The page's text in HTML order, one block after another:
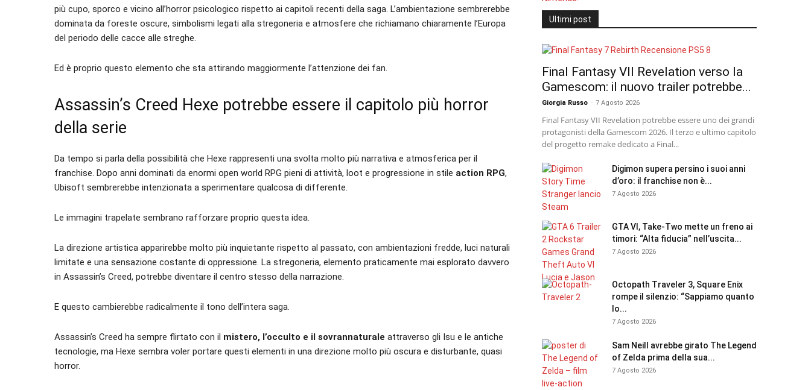
più cupo, sporco e vicino all’horror psicologico rispetto ai capitoli recenti della saga. L’ambientazione sembrerebbe
dominata da foreste oscure, simbolismi legati alla stregoneria e atmosfere che richiamano chiaramente l’Europa
del periodo delle cacce alle streghe.
Ed è proprio questo elemento che sta attirando maggiormente l’attenzione dei fan.
Assassin’s Creed Hexe potrebbe essere il capitolo più horror
della serie
Da tempo si parla della possibilità che Hexe rappresenti una svolta molto più narrativa e atmosferica per il
franchise. Dopo anni dominati da enormi open world RPG pieni di attività, loot e progressione in stile action RPG,
Ubisoft sembrerebbe intenzionata a sperimentare qualcosa di differente.
Le immagini trapelate sembrano rafforzare proprio questa idea.
La direzione artistica apparirebbe molto più inquietante rispetto al passato, con ambientazioni fredde, luci naturali
limitate e una sensazione costante di oppressione. La stregoneria, elemento praticamente mai esplorato davvero
in Assassin’s Creed, potrebbe diventare il centro stesso della narrazione.
E questo cambierebbe radicalmente il tono dell’intera saga.
Assassin’s Creed ha sempre flirtato con il mistero, l’occulto e il sovrannaturale attraverso gli Isu e le antiche
tecnologie, ma Hexe sembra voler portare questi elementi in una direzione molto più oscura e disturbante, quasi
horror.
Ultimi post
Final Fantasy VII Revelation verso la
Gamescom: il nuovo trailer potrebbe...
Giorgia Russo - 7 Agosto 2026
Final Fantasy VII Revelation potrebbe essere uno dei grandi
protagonisti della Gamescom 2026. Il terzo e ultimo capitolo
del progetto remake dedicato a Final...
Digimon supera persino i suoi anni
d’oro: il franchise non è...
7 Agosto 2026
GTA VI, Take-Two mette un freno ai
timori: “Alta fiducia” nell’uscita...
7 Agosto 2026
Octopath Traveler 3, Square Enix
rompe il silenzio: “Sappiamo quanto
lo...
7 Agosto 2026
Sam Neill avrebbe girato The Legend
of Zelda prima della sua...
7 Agosto 2026